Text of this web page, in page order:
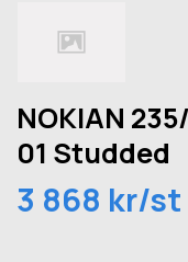
NOKIAN
01 Studded
3 868 kr/st